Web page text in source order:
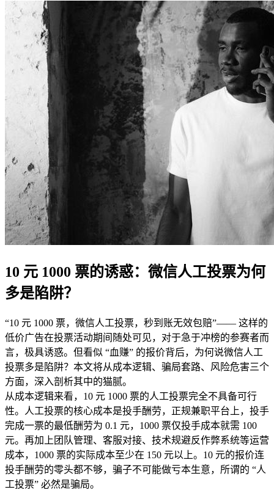
10 元 1000 票的诱惑：微信人工投票为何
多是陷阱？
“10 元 1000 票，微信人工投票，秒到账无效包赔”—— 这样的
低价广告在投票活动期间随处可见，对于急于冲榜的参赛者而
言，极具诱惑。但看似 “血赚” 的报价背后，为何说微信人工
投票多是陷阱？本文将从成本逻辑、骗局套路、风险危害三个
方面，深入剖析其中的猫腻。
从成本逻辑来看，10 元 1000 票的人工投票完全不具备可行
性。人工投票的核心成本是投手酬劳，正规兼职平台上，投手
完成一票的最低酬劳为 0.1 元，1000 票仅投手成本就需 100
元。再加上团队管理、客服对接、技术规避反作弊系统等运营
成本，1000 票的实际成本至少在 150 元以上。10 元的报价连
投手酬劳的零头都不够，骗子不可能做亏本生意，所谓的 “人
工投票” 必然是骗局。